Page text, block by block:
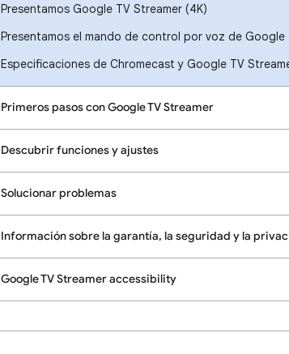
Presentamos Google TV Streamer (4K)
Presentamos el mando de control por voz de Google
Especificaciones de Chromecast y Google TV
Primeros pasos con Google TV Streamer
Descubrir funciones y ajustes
Solucionar problemas
Información sobre la garantía, la seguridad y la
Google TV Streamer accessibility